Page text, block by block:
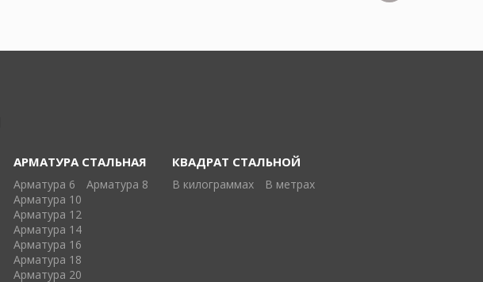
АРМАТУРА СТАЛЬНАЯ
Арматура 6
Арматура 8
Арматура 10
Арматура 12
Арматура 14
Арматура 16
Арматура 18
Арматура 20
КВАДРАТ СТАЛЬНОЙ
В килограммах В метрах